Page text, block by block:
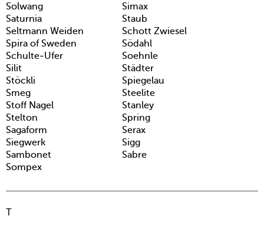
Solwang
Simax
Saturnia
Staub
Seltmann Weiden
Schott Zwiesel
Spira of Sweden
Södahl
Schulte-Ufer
Soehnle
Silit
Städter
Stöckli
Spiegelau
Smeg
Steelite
Stoff Nagel
Stanley
Stelton
Spring
Sagaform
Serax
Siegwerk
Sigg
Sambonet
Sabre
Sompex
T